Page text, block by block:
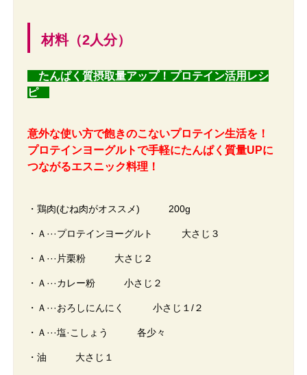
材料（2人分）
たんぱく質摂取量アップ！プロテイン活用レシ
ピ
意外な使い方で飽きのこないプロテイン生活を！
プロテインヨーグルトで手軽にたんぱく質量UPに
つながるエスニック料理！
・鶏肉(むね肉がオススメ) 200g
・Ａ···プロテインヨーグルト 大さじ３
・Ａ···片栗粉 大さじ２
・Ａ···カレー粉 小さじ２
・Ａ···おろしにんにく 小さじ１/２
・Ａ···塩·こしょう 各少々
・油 大さじ１